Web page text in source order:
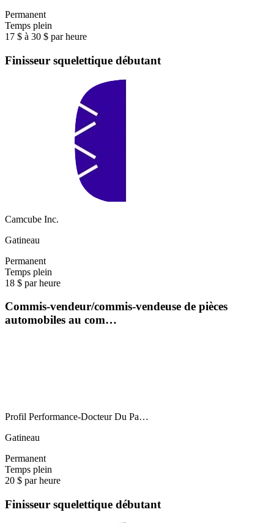
Permanent
Temps plein
17 $ à 30 $ par heure
Finisseur squelettique débutant
Camcube Inc.
Gatineau
Permanent
Temps plein
18 $ par heure
Commis-vendeur/commis-vendeuse de pièces
automobiles au com…
Profil Performance-Docteur Du Pa…
Gatineau
Permanent
Temps plein
20 $ par heure
Finisseur squelettique débutant